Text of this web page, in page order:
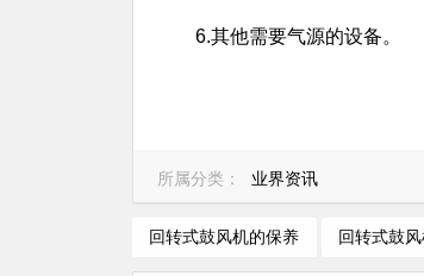
6.其他需要气源的设备。
所属分类： 业界资讯
回转式鼓风机的保养 回转式鼓